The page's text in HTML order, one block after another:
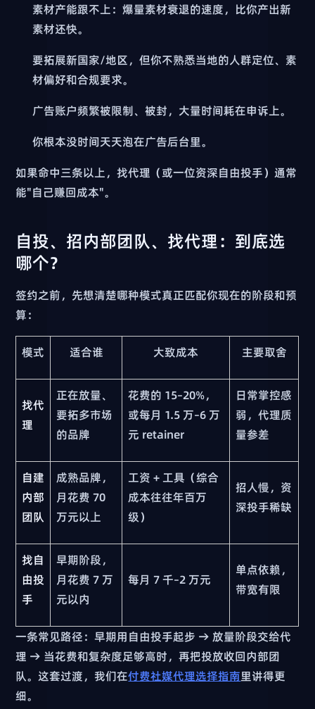
素材产能跟不上：爆量素材衰退的速度，比你产出新
素材还快。
要拓展新国家/地区，但你不熟悉当地的人群定位、素
材偏好和合规要求。
广告账户频繁被限制、被封，大量时间耗在申诉上。
你根本没时间天天泡在广告后台里。
如果命中三条以上，找代理（或一位资深自由投手）通常
能"自己赚回成本"。
自投、招内部团队、找代理：到底选
哪个？
签约之前，先想清楚哪种模式真正匹配你现在的阶段和预
算：
模式 适合谁 大致成本 主要取舍
找代
理
正在放量、
要拓多市场
的品牌
花费的 15–20%，
或每月 1.5 万–6 万
元 retainer
日常掌控感
弱，代理质
量参差
自建
内部
团队
成熟品牌，
月花费 70
万元以上
工资 + 工具（综合
成本往往年百万
级）
招人慢，资
深投手稀缺
找自
由投
手
早期阶段，
月花费 7 万
元以内
每月 7 千–2 万元
单点依赖，
带宽有限
一条常见路径：早期用自由投手起步 → 放量阶段交给代
理 → 当花费和复杂度足够高时，再把投放收回内部团
队。这套过渡，我们在付费社媒代理选择指南里讲得更
细。